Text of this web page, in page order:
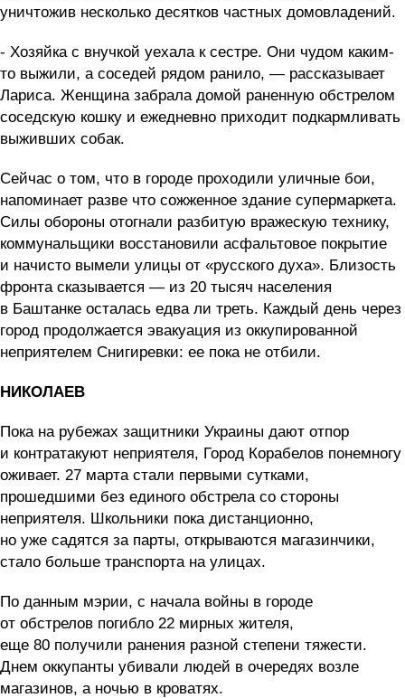
уничтожив несколько десятков частных домовладений.
- Хозяйка с внучкой уехала к сестре. Они чудом каким-
то выжили, а соседей рядом ранило, — рассказывает
Лариса. Женщина забрала домой раненную обстрелом
соседскую кошку и ежедневно приходит подкармливать
выживших собак.
Сейчас о том, что в городе проходили уличные бои,
напоминает разве что сожженное здание супермаркета.
Силы обороны отогнали разбитую вражескую технику,
коммунальщики восстановили асфальтовое покрытие
и начисто вымели улицы от «русского духа». Близость
фронта сказывается — из 20 тысяч населения
в Баштанке осталась едва ли треть. Каждый день через
город продолжается эвакуация из оккупированной
неприятелем Снигиревки: ее пока не отбили.
НИКОЛАЕВ
Пока на рубежах защитники Украины дают отпор
и контратакуют неприятеля, Город Корабелов понемногу
оживает. 27 марта стали первыми сутками,
прошедшими без единого обстрела со стороны
неприятеля. Школьники пока дистанционно,
но уже садятся за парты, открываются магазинчики,
стало больше транспорта на улицах.
По данным мэрии, с начала войны в городе
от обстрелов погибло 22 мирных жителя,
еще 80 получили ранения разной степени тяжести.
Днем оккупанты убивали людей в очередях возле
магазинов, а ночью в кроватях.